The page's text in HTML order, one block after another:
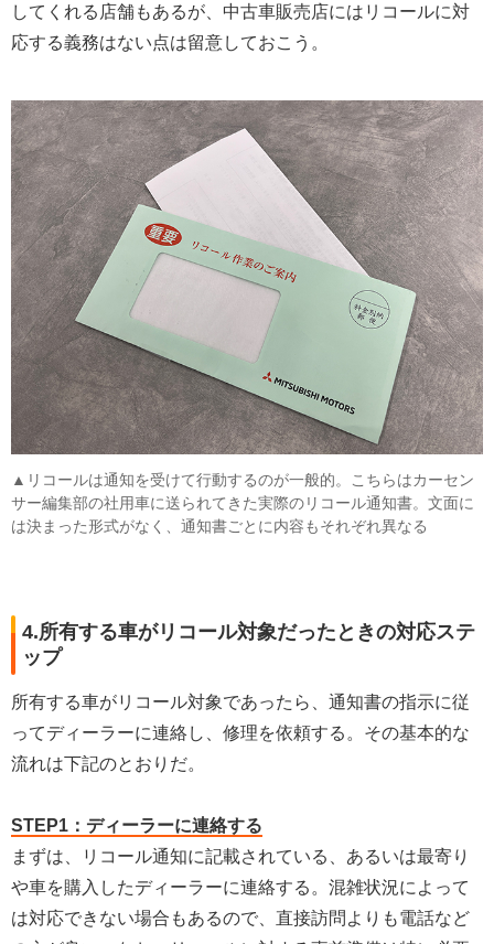
してくれる店舗もあるが、中古車販売店にはリコールに対
応する義務はない点は留意しておこう。
▲リコールは通知を受けて行動するのが一般的。こちらはカーセン
サー編集部の社用車に送られてきた実際のリコール通知書。文面に
は決まった形式がなく、通知書ごとに内容もそれぞれ異なる
4.所有する車がリコール対象だったときの対応ステ
ップ
所有する車がリコール対象であったら、通知書の指示に従
ってディーラーに連絡し、修理を依頼する。その基本的な
流れは下記のとおりだ。
STEP1：ディーラーに連絡する
まずは、リコール通知に記載されている、あるいは最寄り
や車を購入したディーラーに連絡する。混雑状況によって
は対応できない場合もあるので、直接訪問よりも電話など